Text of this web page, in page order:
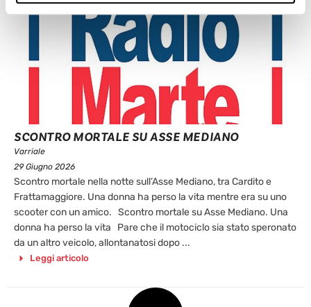
SCONTRO MORTALE SU ASSE MEDIANO
Varriale
29 Giugno 2026
Scontro mortale nella notte sull’Asse Mediano, tra Cardito e
Frattamaggiore. Una donna ha perso la vita mentre era su uno
scooter con un amico. Scontro mortale su Asse Mediano. Una
donna ha perso la vita Pare che il motociclo sia stato speronato
da un altro veicolo, allontanatosi dopo ...
Leggi articolo